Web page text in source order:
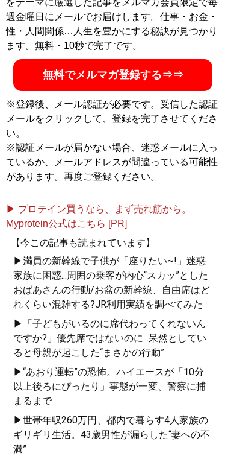
をテーマに厳選した記事をメルマガ会員限定で毎
週金曜日にメールでお届けします。仕事・お金・
性・人間関係…人生を豊かにする秘訣が見つかり
ます。無料・10秒で完了です。
無料でメルマガ登録する⇒⇒
※登録後、メール認証が必要です。受信した認証
メールをクリックして、登録を完了させてくださ
い。
※認証メールが届かない場合、迷惑メールに入っ
ているか、メールアドレスが間違っている可能性
があります。再度ご登録ください。
▶ プロテイン買うなら、まず売れ筋から。
Myprotein公式はこちら [PR]
【今この記事も読まれています】
▶満員の新幹線で子供が「座りたい~!」迷惑
家族に困惑...周囲の乗客が内心“スカッ”とした
おばあさんの行動/お盆の新幹線、自由席はど
れくらい混雑する?JR利用実績を調べてみた
▶「子どもがいるのに席代わってくれないん
ですか?」優先席ではないのに...呆然としてい
ると母親が起こした“まさかの行動”
▶“あおり運転”の恐怖。ハイエースが「10分
以上後ろにぴったり」事態が一変、警察に捕
まるまで
▶世帯年収260万円、都内で暮らす4人家族の
ギリギリ生活。43歳男性が漏らした“妻への不
満”